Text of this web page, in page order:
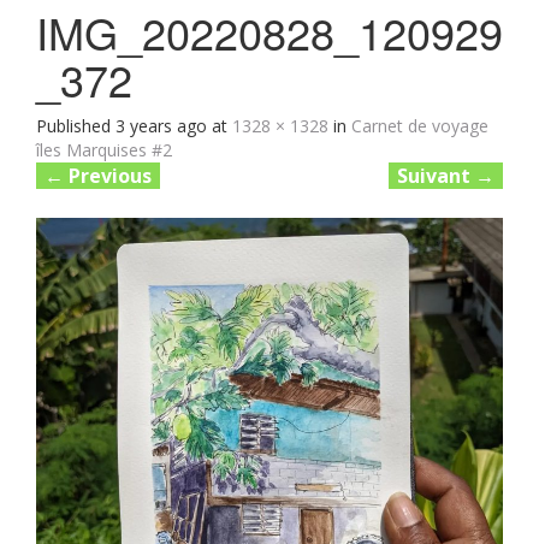
IMG_20220828_120929
_372
Published 3 years ago at 1328 × 1328 in Carnet de voyage
îles Marquises #2
← Previous Suivant →